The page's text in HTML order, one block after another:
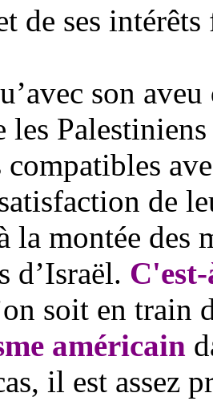
de ses
son
les
de
la montée des
d’Israël.
soit en train
américain
il est assez